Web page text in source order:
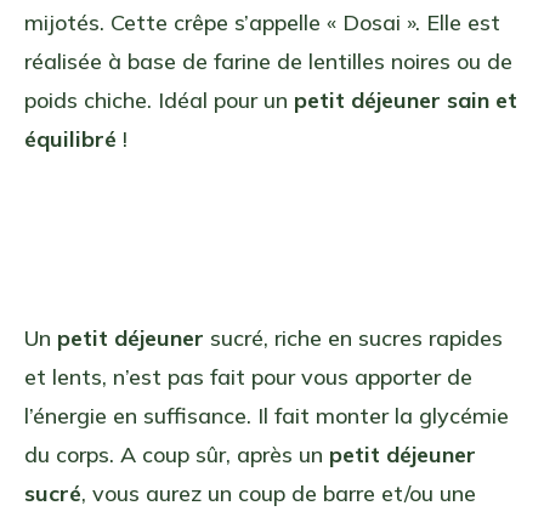
mijotés. Cette crêpe s’appelle « Dosai ». Elle est
réalisée à base de farine de lentilles noires ou de
poids chiche. Idéal pour un petit déjeuner sain et
équilibré !
Un petit déjeuner sucré, riche en sucres rapides
et lents, n’est pas fait pour vous apporter de
l’énergie en suffisance. Il fait monter la glycémie
du corps. A coup sûr, après un petit déjeuner
sucré, vous aurez un coup de barre et/ou une